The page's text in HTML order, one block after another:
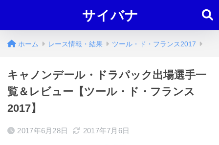
サイバナ
ホーム レース情報・結果 ツール・ド・フランス2017
キャノンデール・ドラパック出場選手一
覧＆レビュー【ツール・ド・フランス
2017】
2017年6月28日 2017年7月6日